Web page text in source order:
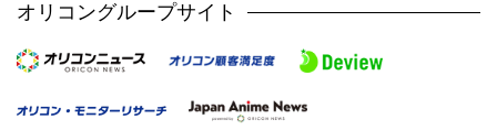
オリコングループサイト